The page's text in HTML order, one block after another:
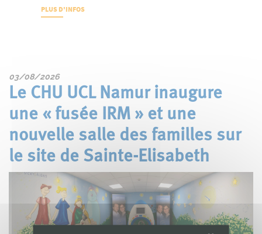
PLUS D'INFOS
03/08/2026
Le CHU UCL Namur inaugure
une « fusée IRM » et une
nouvelle salle des familles sur
le site de Sainte-Elisabeth